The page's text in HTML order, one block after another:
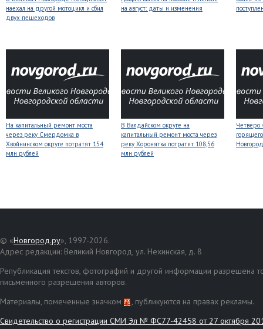
наехал на другой мотоцикл и сбил
двух пешеходов
на август: даты и изменения
На капитальный ремонт моста
через реку Смердомка в
Хвойнинском округе потратят 154
млн рублей
В Валдайском округе на
капитальный ремонт моста через
реку Хоронятка потратят 108,56
млн рублей
Четверо
© «Новгород.ру», 1997-2026.
Адрес редакции: Великий Новгород, ул. Нехинская, д. 8
Републикация текстов, фотографий и другой информации разрешена
письменного разрешения авторов.
Материалы, помеченные значком
, публикуются на правах рекламы.
Свидетельство о регистрации СМИ Эл № ФС77-42458 от 27 октября